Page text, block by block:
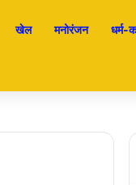
खेल मनोरंजन धर्म-